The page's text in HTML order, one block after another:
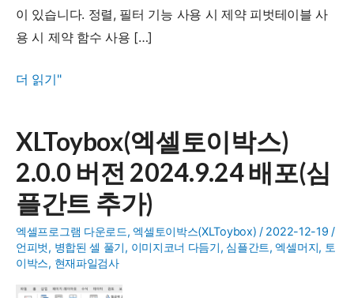
이 있습니다. 정렬, 필터 기능 사용 시 제약 피벗테이블 사
용 시 제약 함수 사용 […]
병
셀
한
번
에
해
제
하
더 읽기"
XLToybox(엑셀토이박스)
2.0.0 버전 2024.9.24 배포(심
플간트 추가)
엑셀프로그램 다운로드, 엑셀토이박스(XLToybox) / 2022-12-19 /
언피벗, 병합된 셀 풀기, 이미지코너 다듬기, 심플간트, 엑셀머지, 토
이박스, 현재파일검사